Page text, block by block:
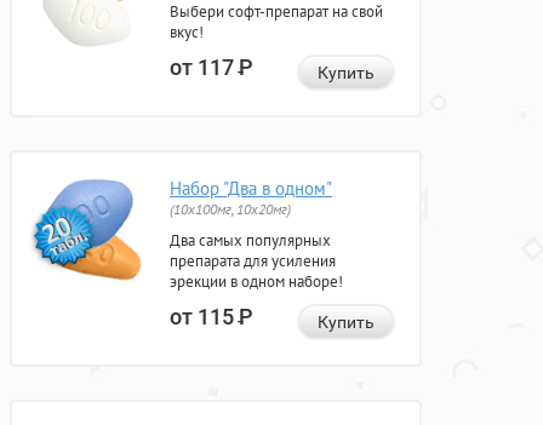
Выбери софт-препарат на свой
вкус!
от 117Р Купить
Набор "Два в одном"
(10x100мг, 10x20мг)
Два самых популярных
препарата для усиления
эрекции в одном наборе!
от 115Р Купить